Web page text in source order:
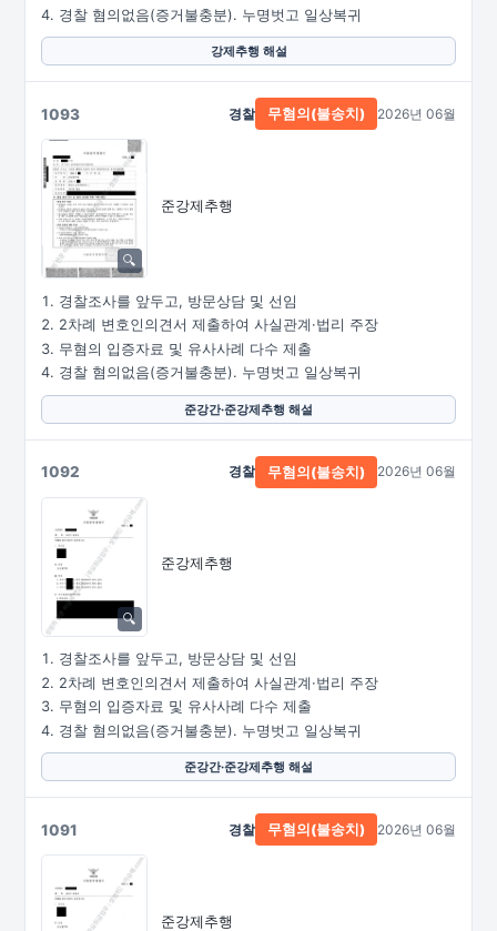
경찰 혐의없음(증거불충분). 누명벗고 일상복귀
강제추행 해설
1093
준강제추행
경찰 무혐의(불송치) 2026년 06월
경찰조사를 앞두고, 방문상담 및 선임
2차례 변호인의견서 제출하여 사실관계·법리 주장
무혐의 입증자료 및 유사사례 다수 제출
경찰 혐의없음(증거불충분). 누명벗고 일상복귀
준강간·준강제추행 해설
1092
준강제추행
경찰 무혐의(불송치) 2026년 06월
경찰조사를 앞두고, 방문상담 및 선임
2차례 변호인의견서 제출하여 사실관계·법리 주장
무혐의 입증자료 및 유사사례 다수 제출
경찰 혐의없음(증거불충분). 누명벗고 일상복귀
준강간·준강제추행 해설
1091
준강제추행
경찰 무혐의(불송치) 2026년 06월